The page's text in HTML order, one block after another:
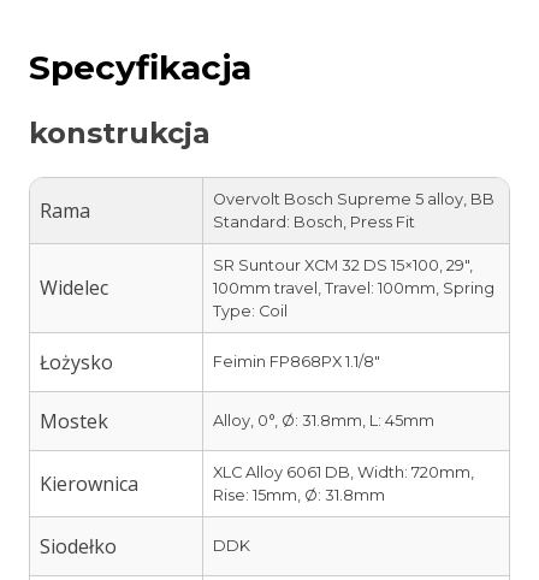
Specyfikacja
konstrukcja
Rama
Overvolt Bosch Supreme 5 alloy, BB
Standard: Bosch, Press Fit
Widelec
SR Suntour XCM 32 DS 15×100, 29″,
100mm travel, Travel: 100mm, Spring
Type: Coil
Łożysko Feimin FP868PX 1.1/8″
Mostek Alloy, 0°, Ø: 31.8mm, L: 45mm
Kierownica
XLC Alloy 6061 DB, Width: 720mm,
Rise: 15mm, Ø: 31.8mm
Siodełko DDK